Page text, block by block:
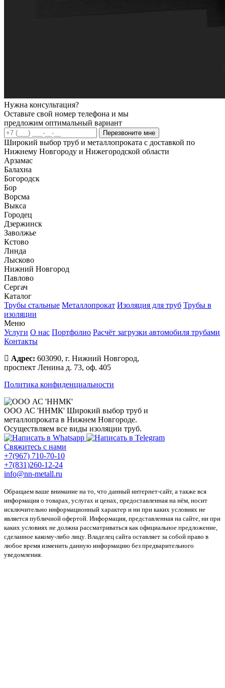
Нужна консультация?
Оставьте свой номер телефона и мы
предложим оптимальный вариант
Перезвоните мне
Широкий выбор труб и металлопроката с доставкой по
Нижнему Новгороду и Нижегородской области
Арзамас
Балахна
Богородск
Бор
Ворсма
Выкса
Городец
Дзержинск
Заволжье
Кстово
Линда
Лысково
Нижний Новгород
Павлово
Сергач
Каталог
Трубы стальные Металлопрокат Изоляция для труб Трубы в
изоляции
Меню
Услуги О нас Портфолио Расчёт загрузки автомобиля трубами
Контакты
Адрес: 603090, г. Нижний Новгород,
проспект Ленина д. 73, оф. 405
Политика конфиденциальности
ООО АС 'ННМК' Широкий выбор труб и
металлопроката в Нижнем Новгороде.
Осуществляем все виды изоляции труб.
Свяжитесь с нами
+7(967) 710-70-10
+7(831)260-12-24
info@nn-metall.ru
Обращаем ваше внимание на то, что данный интернет-сайт, а также вся
информация о товарах, услугах и ценах, предоставленная на нём, носит
исключительно информационный характер и ни при каких условиях не
является публичной офертой. Информация, представленная на сайте, ни при
каких условиях не должна рассматриваться как официальное предложение,
сделанное какому-либо лицу. Владелец сайта оставляет за собой право в
любое время изменить данную информацию без предварительного
уведомления.